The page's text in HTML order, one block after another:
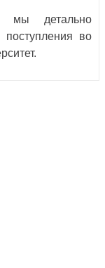
мы детально
поступления во